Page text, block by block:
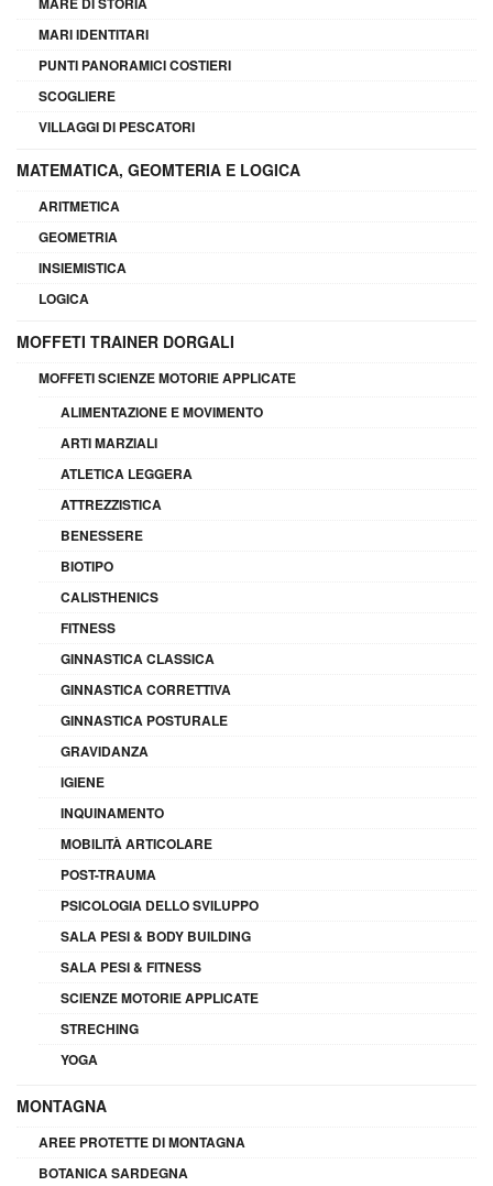
MARI IDENTITARI
PUNTI PANORAMICI COSTIERI
SCOGLIERE
VILLAGGI DI PESCATORI
MATEMATICA, GEOMTERIA E LOGICA
ARITMETICA
GEOMETRIA
INSIEMISTICA
LOGICA
MOFFETI TRAINER DORGALI
MOFFETI SCIENZE MOTORIE APPLICATE
ALIMENTAZIONE E MOVIMENTO
ARTI MARZIALI
ATLETICA LEGGERA
ATTREZZISTICA
BENESSERE
BIOTIPO
CALISTHENICS
FITNESS
GINNASTICA CLASSICA
GINNASTICA CORRETTIVA
GINNASTICA POSTURALE
GRAVIDANZA
IGIENE
INQUINAMENTO
MOBILITÀ ARTICOLARE
POST-TRAUMA
PSICOLOGIA DELLO SVILUPPO
SALA PESI & BODY BUILDING
SALA PESI & FITNESS
SCIENZE MOTORIE APPLICATE
STRECHING
YOGA
MONTAGNA
AREE PROTETTE DI MONTAGNA
BOTANICA SARDEGNA